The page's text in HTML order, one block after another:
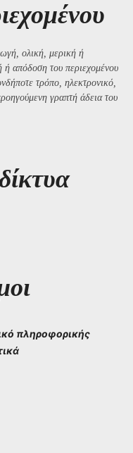
ολική, μερική ή
απόδοση του περιεχομένου
τρόπο, ηλεκτρονικό,
γραπτή άδεια του
πληροφορικής